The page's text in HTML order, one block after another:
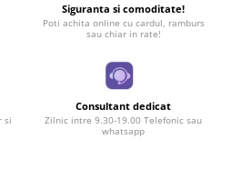
Siguranta si comoditate!
Poti achita online cu cardul, ramburs
sau chiar in rate!
si
Consultant dedicat
Zilnic intre 9.30-19.00 Telefonic sau
whatsapp